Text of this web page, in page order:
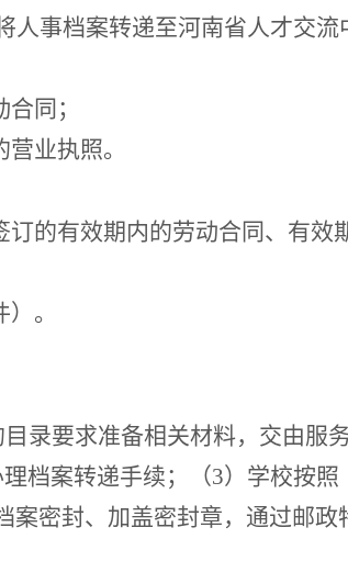
事档案转递至河南省人才交流
同；
业执照。
订的有效期内的劳动合同、 有效
）。
录要求准备相关材料，交由服
档案转递手续；（3）学校按
案密封、 加盖密封章， 通过邮政